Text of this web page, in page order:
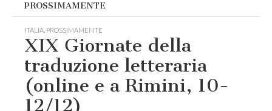
PROSSIMAMENTE
ITALIA PROSSIMAMENTE
XIX Giornate della
traduzione letteraria
(online e a Rimini, 10-
12/12)